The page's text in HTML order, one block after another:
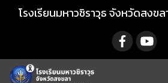
โรงเรียนมหาวชิราวุธ จังหวัดสงข